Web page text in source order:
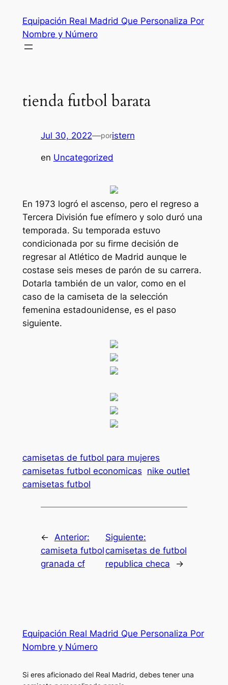
contenido
Equipación Real Madrid Que Personaliza Por
Nombre y Número
tienda futbol barata
Jul 30, 2022—poristern
en Uncategorized
En 1973 logró el ascenso, pero el regreso a
Tercera División fue efímero y solo duró una
temporada. Su temporada estuvo
condicionada por su firme decisión de
regresar al Atlético de Madrid aunque le
costase seis meses de parón de su carrera.
Dotarla también de un valor, como en el
caso de la camiseta de la selección
femenina estadounidense, es el paso
siguiente.
camisetas de futbol para mujeres
camisetas futbol economicas nike outlet
camisetas futbol
←
Anterior:
camiseta futbol
granada cf
Siguiente:
camisetas de futbol
republica checa
→
Equipación Real Madrid Que Personaliza Por
Nombre y Número
Si eres aficionado del Real Madrid, debes tener una